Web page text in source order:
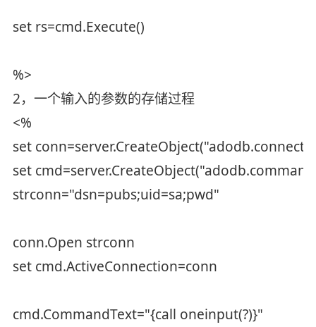
set rs=cmd.Execute()
%>
2，一个输入的参数的存储过程
<%
set
set
strconn="dsn=pubs;uid=sa;pwd"
conn.Open strconn
set cmd.ActiveConnection=conn
cmd.CommandText="{call oneinput(?)}"